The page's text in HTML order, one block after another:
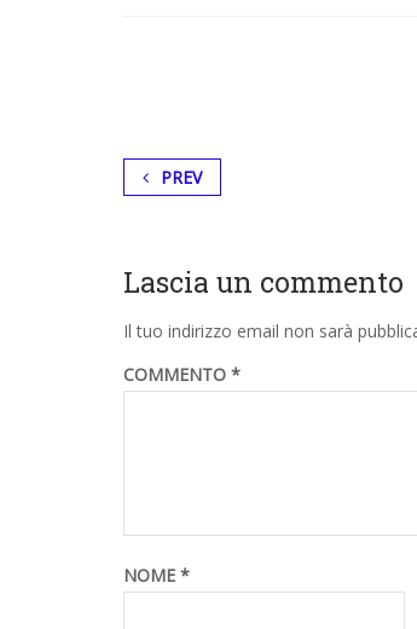
PREV
Lascia un commento
Il tuo indirizzo email non sarà
COMMENTO *
NOME *